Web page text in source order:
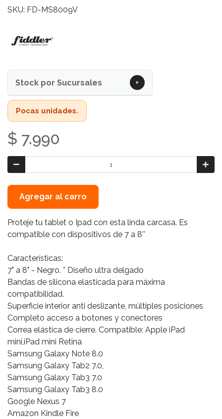
SKU: FD-MS8009V
Stock por Sucursales +
Pocas unidades.
$ 7.990
Agregar al carro
Proteje tu tablet o Ipad con esta linda carcasa. Es
compatible con dispositivos de 7 a 8''
Características:
7" a 8" - Negro. * Diseño ultra delgado
Bandas de silicona elasticada para máxima
compatibilidad.
Superficie interior anti deslizante, múltiples posiciones
Completo acceso a botones y conectores
Correa elástica de cierre. Compatible: Apple iPad
mini,iPad mini Retina
Samsung Galaxy Note 8.0
Samsung Galaxy Tab2 7.0,
Samsung Galaxy Tab3 7.0
Samsung Galaxy Tab3 8.0
Google Nexus 7
Amazon Kindle Fire